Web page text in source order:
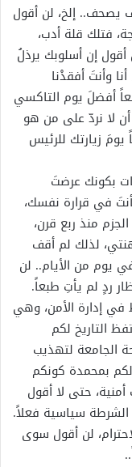
إلخ، لن أقول
فتلك قلة أدب،
أقول إن أسلوبك يرذلُ
وأنتَ أفقدْنا
أفضلَ يوم التاكسي
أن لا نردّ على من هو
زيارتك للرئيس
بكونك عرضتَ
في قرارة نفسك،
منذ ربع قرن،
لذلك لم أقف
يوم من الأيام.. لن
ردٍ لم يأتِ طبعاً.
إدارة الأمن، وهي
التاريخ لكم
الجامعة لتهذيب
بمحمدة كونكم
حتى لا أقول
الشرطة سياسية فعلاً.
لن أقول سوى